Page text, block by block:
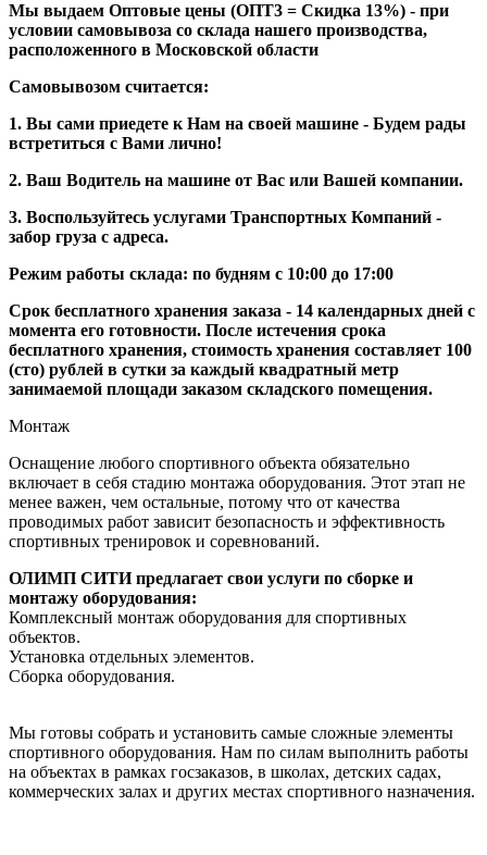
Мы выдаем Оптовые цены (ОПТ3 = Скидка 13%) - при
условии самовывоза со склада нашего производства,
расположенного в Московской области
Самовывозом считается:
1. Вы сами приедете к Нам на своей машине - Будем рады
встретиться с Вами лично!
2. Ваш Водитель на машине от Вас или Вашей компании.
3. Воспользуйтесь услугами Транспортных Компаний -
забор груза с адреса.
Режим работы склада: по будням с 10:00 до 17:00
Срок бесплатного хранения заказа - 14 календарных дней с
момента его готовности. После истечения срока
бесплатного хранения, стоимость хранения составляет 100
(сто) рублей в сутки за каждый квадратный метр
занимаемой площади заказом складского помещения.
Монтаж
Оснащение любого спортивного объекта обязательно
включает в себя стадию монтажа оборудования. Этот этап не
менее важен, чем остальные, потому что от качества
проводимых работ зависит безопасность и эффективность
спортивных тренировок и соревнований.
ОЛИМП СИТИ предлагает свои услуги по сборке и
монтажу оборудования:
Комплексный монтаж оборудования для спортивных
объектов.
Установка отдельных элементов.
Сборка оборудования.
Мы готовы собрать и установить самые сложные элементы
спортивного оборудования. Нам по силам выполнить работы
на объектах в рамках госзаказов, в школах, детских садах,
коммерческих залах и других местах спортивного назначения.